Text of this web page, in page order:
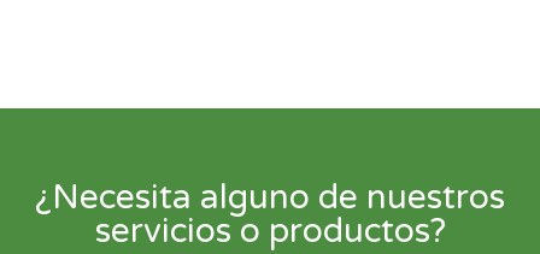
¿Necesita alguno de nuestros
servicios o productos?